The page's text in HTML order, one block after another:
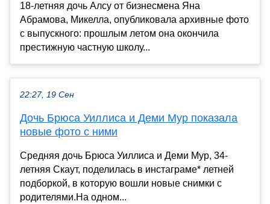
18-летняя дочь Алсу от бизнесмена Яна
Абрамова, Микелла, опубликовала архивные фото
с выпускного: прошлым летом она окончила
престижную частную школу...
22:27, 19 Сен
Дочь Брюса Уиллиса и Деми Мур показала
новые фото с ними
Средняя дочь Брюса Уиллиса и Деми Мур, 34-
летняя Скаут, поделилась в инстаграме* летней
подборкой, в которую вошли новые снимки с
родителями.На одном...